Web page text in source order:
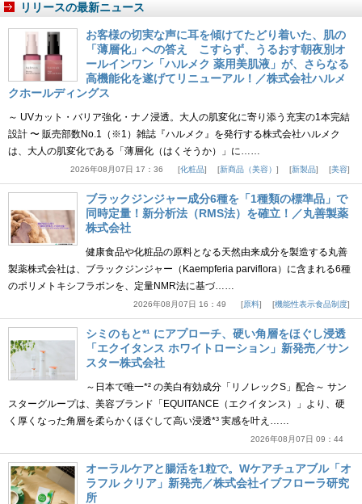
リリースの最新ニュース
お客様の切実な声に耳を傾けてたどり着いた、肌の
「薄層化」への答え こすらず、うるおす朝夜別オ
ールインワン「ハルメク 薬用美肌液」が、さらなる
高機能化を遂げてリニューアル！／株式会社ハルメ
クホールディングス
～ UVカット・バリア強化・ナノ浸透。大人の肌変化に寄り添う充実の1本完結
設計 〜 販売部数No.1（※1）雑誌『ハルメク』を発行する株式会社ハルメク
は、大人の肌変化である「薄層化（はくそうか）」に……
2026年08月07日 17：36 化粧品 新商品（美容） 新製品 美容
ブラックジンジャー成分6種を「1種類の標準品」で
同時定量！新分析法（RMS法）を確立！／丸善製薬
株式会社
健康食品や化粧品の原料となる天然由来成分を製造する丸善
製薬株式会社は、ブラックジンジャー（Kaempferia parviflora）に含まれる6種
のポリメトキシフラボンを、定量NMR法に基づ……
2026年08月07日 16：49 原料 機能性表示食品制度
シミのもと*¹ にアプローチ、硬い角層をほぐし浸透
「エクイタンス ホワイトローション」新発売／サン
スター株式会社
～日本で唯一*² の美白有効成分「リノレックS」配合～ サン
スターグループは、美容ブランド「EQUITANCE（エクイタンス）」より、硬
く厚くなった角層を柔らかくほぐして高い浸透*³ 実感を叶え……
2026年08月07日 09：44
オーラルケアと腸活を1粒で。Wケアチュアブル「オ
ラフル クリア」新発売／株式会社イブフローラ研究
所